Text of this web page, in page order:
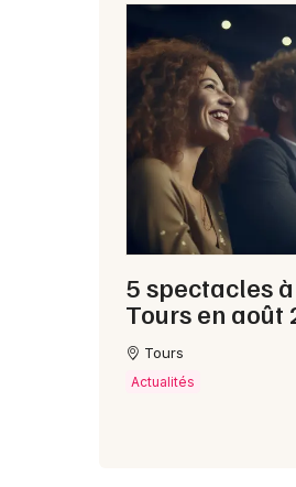
5 spectacles
Tours en août
Tours
Actualités